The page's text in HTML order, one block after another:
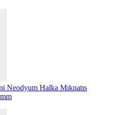
Neodyum Halka Mıknatıs